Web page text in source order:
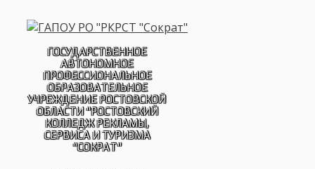
содержимому
ГОСУДАРСТВЕННОЕ
АВТОНОМНОЕ
ПРОФЕССИОНАЛЬНОЕ
ОБРАЗОВАТЕЛЬНОЕ
УЧРЕЖДЕНИЕ РОСТОВСКОЙ
ОБЛАСТИ "РОСТОВСКИЙ
КОЛЛЕДЖ РЕКЛАМЫ,
СЕРВИСА И ТУРИЗМА
"СОКРАТ"